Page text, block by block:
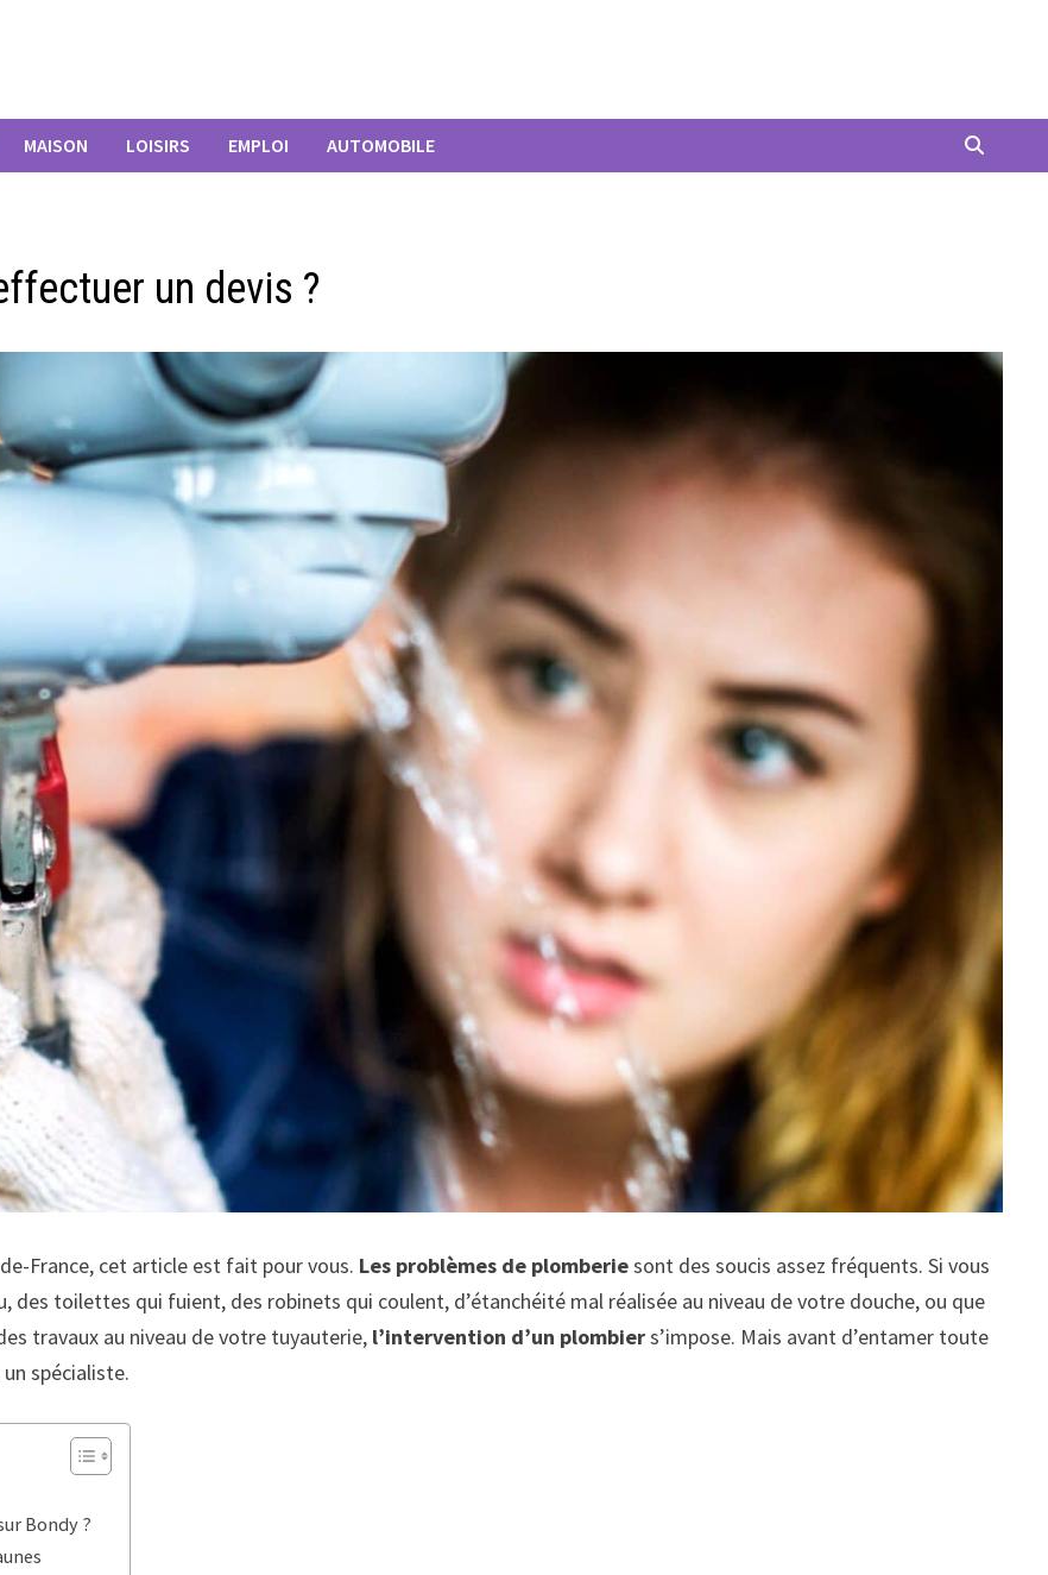
MAISON LOISIRS EMPLOI AUTOMOBILE
un devis ?
France, cet article est fait pour vous. Les problèmes de plomberiesont des soucis assez fréquents. Si vous
des toilettes qui fuient, des robinets qui coulent, d’étanchéité mal réalisée au niveau de votre douche, ou que
travaux au niveau de votre tuyauterie, l’intervention d’un plombiers’impose. Mais avant d’entamer toute
spécialiste.
Bondy ?